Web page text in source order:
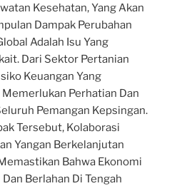
Kesehatan, Yang Akan
Dampak Perubahan
Adalah Isu Yang
Dari Sektor Pertanian
Keuangan Yang
Perhatian Dan
Pemangan Kepsingan.
Tersebut, Kolaborasi
Yangan Berkelanjutan
Bahwa Ekonomi
Berlahan Di Tengah